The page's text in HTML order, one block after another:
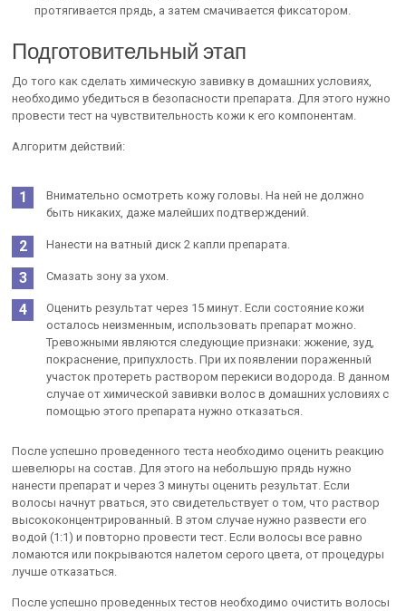
протягивается прядь, а затем смачивается фиксатором.
Подготовительный этап
До того как сделать химическую завивку в домашних условиях,
необходимо убедиться в безопасности препарата. Для этого нужно
провести тест на чувствительность кожи к его компонентам.
Алгоритм действий:
Внимательно осмотреть кожу головы. На ней не должно
быть никаких, даже малейших подтверждений.
Нанести на ватный диск 2 капли препарата.
Смазать зону за ухом.
Оценить результат через 15 минут. Если состояние кожи
осталось неизменным, использовать препарат можно.
Тревожными являются следующие признаки: жжение, зуд,
покраснение, припухлость. При их появлении пораженный
участок протереть раствором перекиси водорода. В данном
случае от химической завивки волос в домашних условиях с
помощью этого препарата нужно отказаться.
После успешно проведенного теста необходимо оценить реакцию
шевелюры на состав. Для этого на небольшую прядь нужно
нанести препарат и через 3 минуты оценить результат. Если
волосы начнут рваться, это свидетельствует о том, что раствор
высококонцентрированный. В этом случае нужно развести его
водой (1:1) и повторно провести тест. Если волосы все равно
ломаются или покрываются налетом серого цвета, от процедуры
лучше отказаться.
После успешно проведенных тестов необходимо очистить волосы